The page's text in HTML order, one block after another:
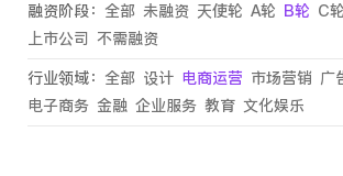
融资阶段： 全部 未融资 天使轮 A轮 B轮 C轮
上市公司 不需融资
行业领域： 全部 设计 电商运营 市场营销 广
电子商务 金融 企业服务 教育 文化娱乐